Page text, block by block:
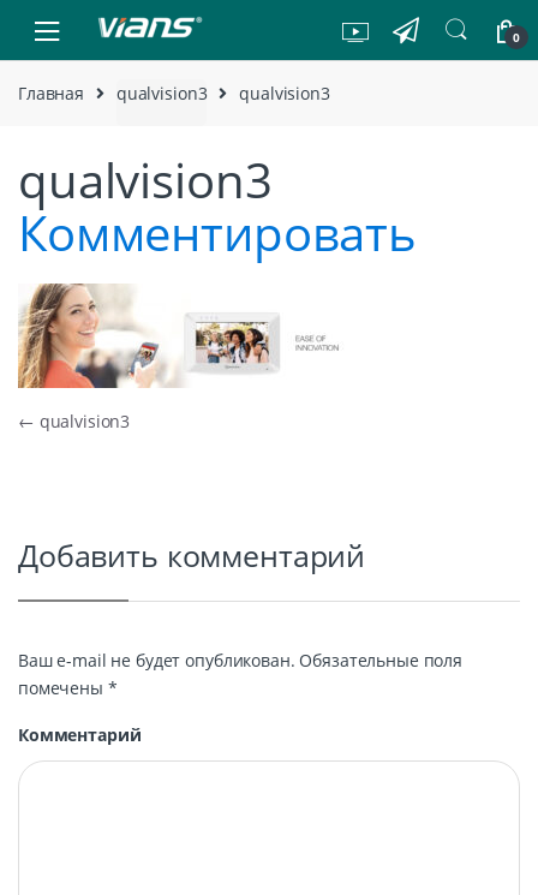
Skip to navigation
Skip to content
0
Главная qualvision3 qualvision3
qualvision3
Комментировать
Навигация по записям
← qualvision3
Добавить комментарий
Ваш e-mail не будет опубликован. Обязательные поля
помечены *
Комментарий